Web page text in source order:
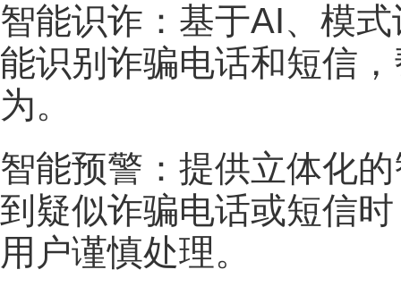
智能识诈：基于AI、模
能识别诈骗电话和短信
为。
智能预警：提供立体化
到疑似诈骗电话或短信
用户谨慎处理。